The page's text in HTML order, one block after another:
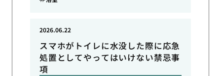
スマホがトイレに水没した際に応急
処置としてやってはいけない禁忌事
項
2026.06.22